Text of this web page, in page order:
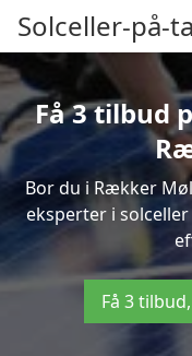
Solceller-på-
Få 3 tilbud
Bor du i Rækker
eksperter i
Få 3